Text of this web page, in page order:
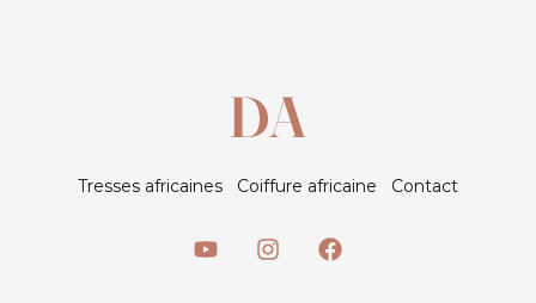
Tresses africaines Coiffure africaine Contact